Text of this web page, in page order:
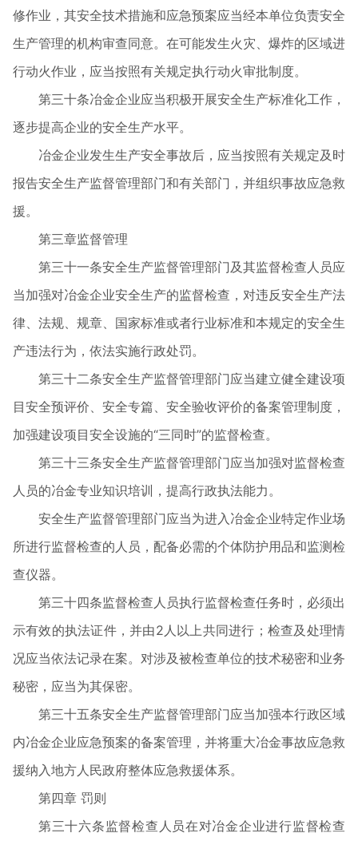
修作业，其安全技术措施和应急预案应当经本单位负责安全
生产管理的机构审查同意。在可能发生火灾、爆炸的区域进
行动火作业，应当按照有关规定执行动火审批制度。
第三十条冶金企业应当积极开展安全生产标准化工作，
逐步提高企业的安全生产水平。
冶金企业发生生产安全事故后，应当按照有关规定及时
报告安全生产监督管理部门和有关部门，并组织事故应急救
援。
第三章监督管理
第三十一条安全生产监督管理部门及其监督检查人员应
当加强对冶金企业安全生产的监督检查，对违反安全生产法
律、法规、规章、国家标准或者行业标准和本规定的安全生
产违法行为，依法实施行政处罚。
第三十二条安全生产监督管理部门应当建立健全建设项
目安全预评价、安全专篇、安全验收评价的备案管理制度，
加强建设项目安全设施的“三同时”的监督检查。
第三十三条安全生产监督管理部门应当加强对监督检查
人员的冶金专业知识培训，提高行政执法能力。
安全生产监督管理部门应当为进入冶金企业特定作业场
所进行监督检查的人员，配备必需的个体防护用品和监测检
查仪器。
第三十四条监督检查人员执行监督检查任务时，必须出
示有效的执法证件，并由2人以上共同进行；检查及处理情
况应当依法记录在案。对涉及被检查单位的技术秘密和业务
秘密，应当为其保密。
第三十五条安全生产监督管理部门应当加强本行政区域
内冶金企业应急预案的备案管理，并将重大冶金事故应急救
援纳入地方人民政府整体应急救援体系。
第四章 罚则
第三十六条监督检查人员在对冶金企业进行监督检查